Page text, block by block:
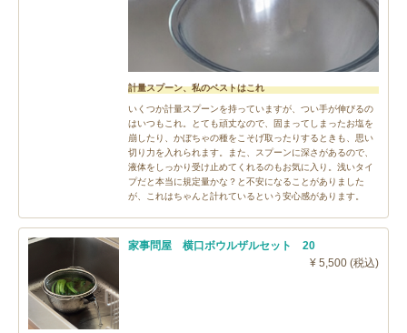
計量スプーン、私のベストはこれ
いくつか計量スプーンを持っていますが、つい手が伸びるの
はいつもこれ。とても頑丈なので、固まってしまったお塩を
崩したり、かぼちゃの種をこそげ取ったりするときも、思い
切り力を入れられます。また、スプーンに深さがあるので、
液体をしっかり受け止めてくれるのもお気に入り。浅いタイ
プだと本当に規定量かな？と不安になることがありました
が、これはちゃんと計れているという安心感があります。
家事問屋 横口ボウルザルセット 20
¥ 5,500 (税込)